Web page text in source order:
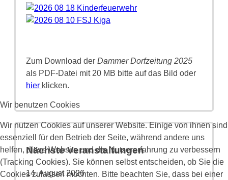
Zum Download der Dammer Dorfzeitung 2025
als PDF-Datei mit 20 MB bitte auf das Bild oder
hier klicken.
Nächste Veranstaltungen
14. August 2026
Wir benutzen Cookies
Wir nutzen Cookies auf unserer Website. Einige von ihnen sind
essenziell für den Betrieb der Seite, während andere uns
helfen, diese Website und die Nutzererfahrung zu verbessern
(Tracking Cookies). Sie können selbst entscheiden, ob Sie die
Cookies zulassen möchten. Bitte beachten Sie, dass bei einer